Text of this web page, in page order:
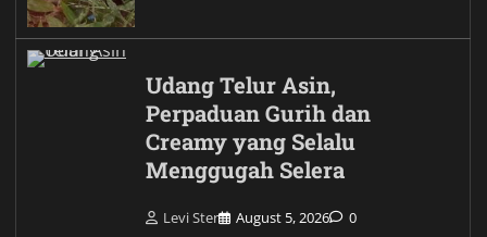
Udang Telur Asin,
Perpaduan Gurih dan
Creamy yang Selalu
Menggugah Selera
Levi Ster August 5, 2026 0